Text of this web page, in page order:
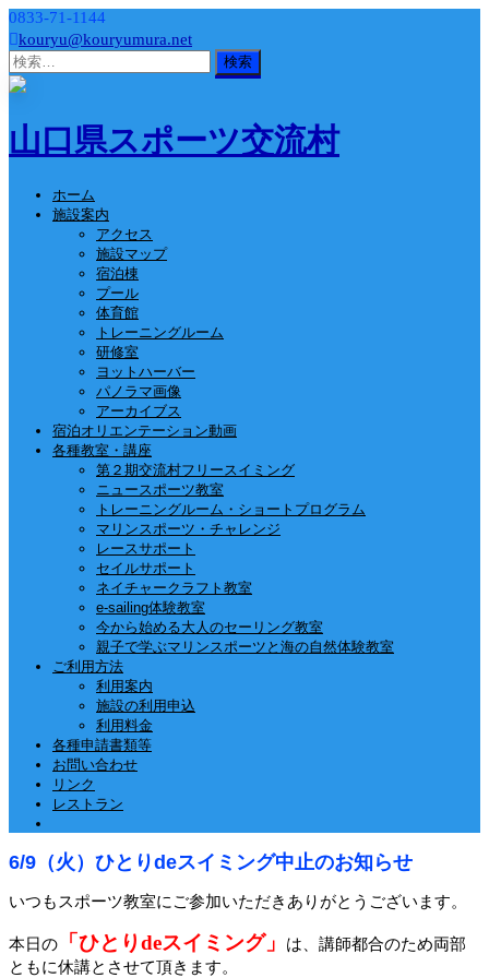
0833-71-1144
kouryu@kouryumura.net
検
索:
山口県スポーツ交流村
ホーム
施設案内
アクセス
施設マップ
宿泊棟
プール
体育館
トレーニングルーム
研修室
ヨットハーバー
パノラマ画像
アーカイブス
宿泊オリエンテーション動画
各種教室・講座
第２期交流村フリースイミング
ニュースポーツ教室
トレーニングルーム・ショートプログラム
マリンスポーツ・チャレンジ
レースサポート
セイルサポート
ネイチャークラフト教室
e-sailing体験教室
今から始める大人のセーリング教室
親子で学ぶマリンスポーツと海の自然体験教室
ご利用方法
利用案内
施設の利用申込
利用料金
各種申請書類等
お問い合わせ
リンク
レストラン
6/9（火）ひとりdeスイミング中止のお知らせ
いつもスポーツ教室にご参加いただきありがとうございます。
本日の 「ひとりdeスイミング」
は、講師都合のため両部
ともに休講とさせて頂きます。